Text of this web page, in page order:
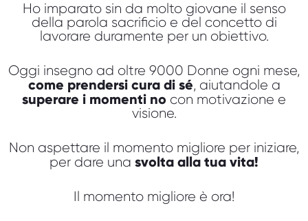
Ho imparato sin da molto giovane il senso
della parola sacrificio e del concetto di
lavorare duramente per un obiettivo.
Oggi insegno ad oltre 9000 Donne ogni mese,
come prendersi cura di sé, aiutandole a
superare i momenti no con motivazione e
visione.
Non aspettare il momento migliore per iniziare,
per dare una svolta alla tua vita!
Il momento migliore è ora!